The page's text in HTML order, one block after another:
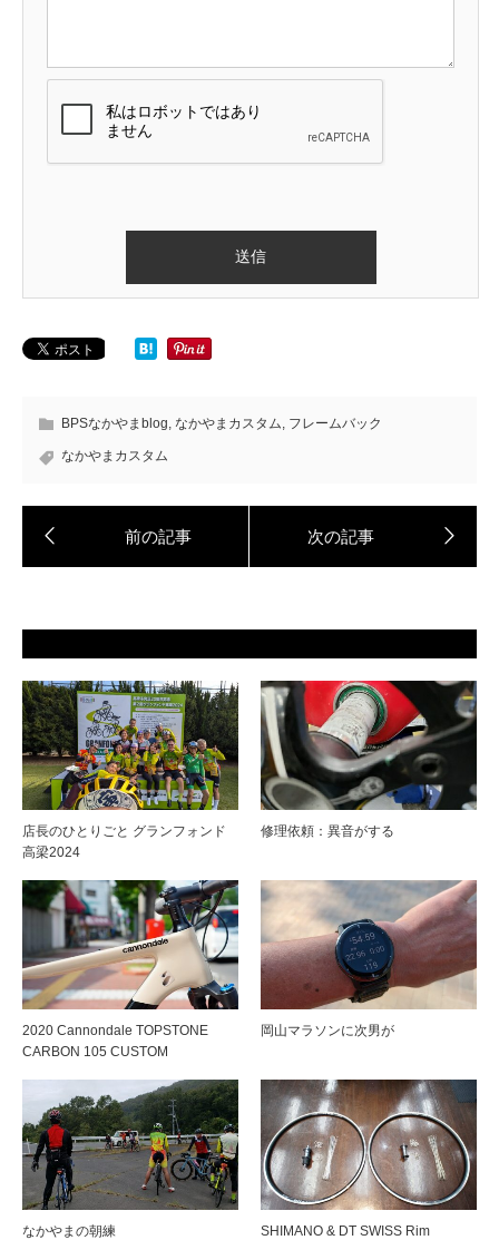
BPSなかやまblog なかやまカスタム フレームバック
なかやまカスタム
店長のひとりごと グランフォンド
高梁2024
修理依頼：異音がする
2020 Cannondale TOPSTONE
CARBON 105 CUSTOM
岡山マラソンに次男が
なかやまの朝練
SHIMANO & DT SWISS Rim